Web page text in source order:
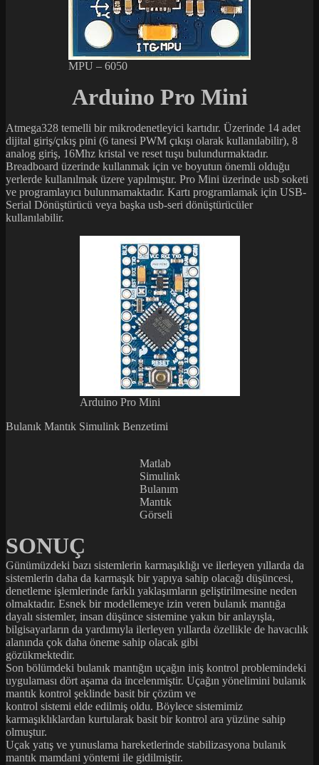
MPU – 6050
Arduino Pro Mini
Atmega328 temelli bir mikrodenetleyici kartıdır. Üzerinde 14 adet
dijital giriş/çıkış pini (6 tanesi PWM çıkışı olarak kullanılabilir), 8
analog giriş, 16Mhz kristal ve reset tuşu bulundurmaktadır.
Breadboard üzerinde kullanmak için ve boyutun önemli olduğu
yerlerde kullanılmak üzere yapılmıştır. Pro Mini üzerinde usb soketi
ve programlayıcı bulunmamaktadır. Kartı programlamak için USB-
Serial Dönüştürücü veya başka usb-seri dönüştürücüler
kullanılabilir.
Arduino Pro Mini
Bulanık Mantık Simulink Benzetimi
Matlab
Simulink
Bulanım
Mantık
Görseli
SONUÇ
Günümüzdeki bazı sistemlerin karmaşıklığı ve ilerleyen yıllarda da
sistemlerin daha da karmaşık bir yapıya sahip olacağı düşüncesi,
denetleme işlemlerinde farklı yaklaşımların geliştirilmesine neden
olmaktadır. Esnek bir modellemeye izin veren bulanık mantığa
dayalı sistemler, insan düşünce sistemine yakın bir anlayışla,
bilgisayarların da yardımıyla ilerleyen yıllarda özellikle de havacılık
alanında çok daha öneme sahip olacak gibi
gözükmektedir.
Son bölümdeki bulanık mantığın uçağın iniş kontrol problemindeki
uygulaması dört aşama da incelenmiştir. Uçağın yönelimini bulanık
mantık kontrol şeklinde basit bir çözüm ve
kontrol sistemi elde edilmiş oldu. Böylece sistemimiz
karmaşıklıklardan kurtularak basit bir kontrol ara yüzüne sahip
olmuştur.
Uçak yatış ve yunuslama hareketlerinde stabilizasyona bulanık
mantık mamdani yöntemi ile gidilmiştir.